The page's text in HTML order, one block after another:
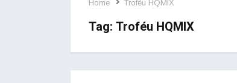
Home Troféu HQMIX
Tag: Troféu HQMIX